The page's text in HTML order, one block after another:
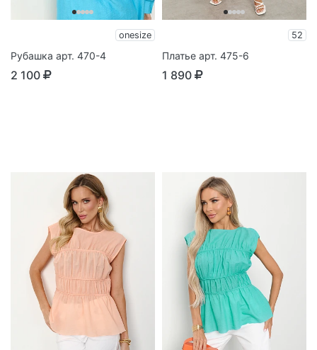
onesize
Рубашка арт. 470-4
2 100
52
Платье арт. 475-6
1 890